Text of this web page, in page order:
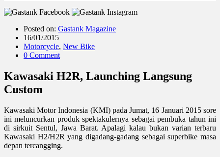
Posted on: Gastank Magazine
16/01/2015
Motorcycle, New Bike
0 Comment
Kawasaki H2R, Launching Langsung
Custom
Kawasaki Motor Indonesia (KMI) pada Jumat, 16 Januari 2015 sore
ini meluncurkan produk spektakulernya sebagai pembuka tahun ini
di sirkuit Sentul, Jawa Barat. Apalagi kalau bukan varian terbaru
Kawasaki H2/H2R yang digadang-gadang sebagai superbike masa
depan tercangging.